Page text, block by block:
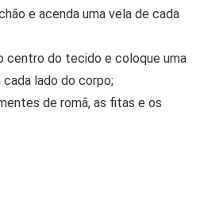
e acenda uma vela de cada
centro do tecido e coloque uma
lado do corpo;
de romã, as fitas e os